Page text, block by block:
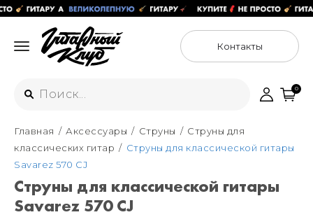
Контакты
Интернет-магазин
+7 (925) 125-54-44
Москва
+7 (925) 176-55-65
ул. Большая Новодмитровская 36с15,
Санкт-Петербург
0
Главная Аксессуары Струны
Струны для
классических гитар
Струны для классической гитары
Savarez 570 CJ
Струны для классической гитары
Savarez 570 CJ